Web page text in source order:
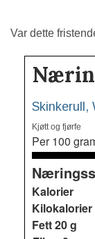
Var dette
Skinkerull,
Kjøtt og fjørfe
Per 100
Kalorier
Fett20 g